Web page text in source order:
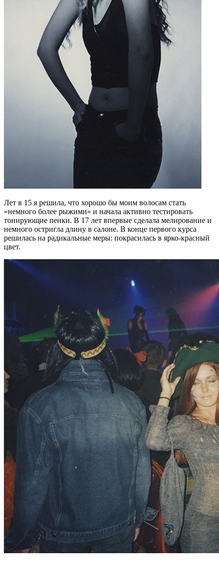
Лет в 15 я решила, что хорошо бы моим волосам стать
«немного более рыжими» и начала активно тестировать
тонирующие пенки. В 17 лет впервые сделала мелирование и
немного остригла длину в салоне. В конце первого курса
решилась на радикальные меры: покрасилась в ярко-красный
цвет.